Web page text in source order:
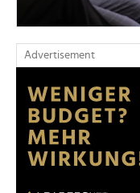
Advertisement